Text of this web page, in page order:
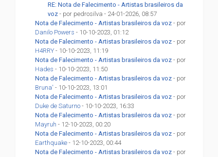
RE: Nota de Falecimento - Artistas brasileiros da
voz - por pedrosilva - 24-01-2026, 08:57
Nota de Falecimento - Artistas brasileiros da voz - por
Danilo Powers - 10-10-2023, 01:12
Nota de Falecimento - Artistas brasileiros da voz - por
H4RRY - 10-10-2023, 11:19
Nota de Falecimento - Artistas brasileiros da voz - por
Hades - 10-10-2023, 11:50
Nota de Falecimento - Artistas brasileiros da voz - por
Bruna' - 10-10-2023, 13:01
Nota de Falecimento - Artistas brasileiros da voz - por
Duke de Saturno - 10-10-2023, 16:33
Nota de Falecimento - Artistas brasileiros da voz - por
Mayruh - 12-10-2023, 00:20
Nota de Falecimento - Artistas brasileiros da voz - por
Earthquake - 12-10-2023, 00:44
Nota de Falecimento - Artistas brasileiros da voz - por